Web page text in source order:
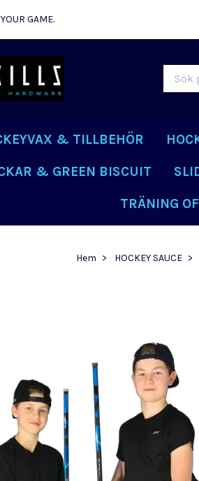
GAME.
& TILLBEHÖR
& GREEN BISCUIT
TRÄNING
Hem HOCKEY SAUCE